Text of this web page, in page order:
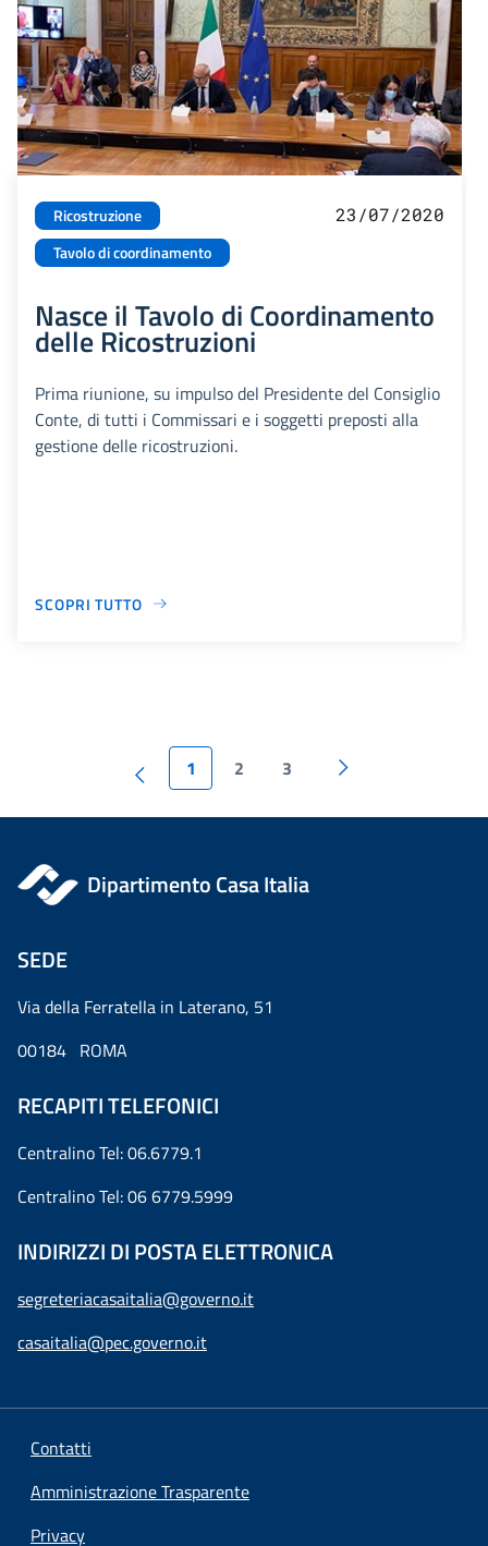
Ricostruzione
Tavolo di coordinamento
23/07/2020
Nasce il Tavolo di Coordinamento
delle Ricostruzioni
Prima riunione, su impulso del Presidente del Consiglio
Conte, di tutti i Commissari e i soggetti preposti alla
gestione delle ricostruzioni.
SCOPRI TUTTO
1 2 3
Dipartimento Casa Italia
SEDE
Via della Ferratella in Laterano, 51
00184 ROMA
RECAPITI TELEFONICI
Centralino Tel: 06.6779.1
Centralino Tel: 06 6779.5999
INDIRIZZI DI POSTA ELETTRONICA
segreteriacasaitalia@governo.it
casaitalia@pec.governo.it
Contatti
Amministrazione Trasparente
Privacy